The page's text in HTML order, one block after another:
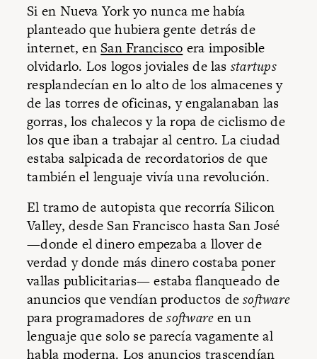
Si en Nueva York yo nunca me había
planteado que hubiera gente detrás de
internet, en San Francisco era imposible
olvidarlo. Los logos joviales de las startups
resplandecían en lo alto de los almacenes y
de las torres de oficinas, y engalanaban las
gorras, los chalecos y la ropa de ciclismo de
los que iban a trabajar al centro. La ciudad
estaba salpicada de recordatorios de que
también el lenguaje vivía una revolución.
El tramo de autopista que recorría Silicon
Valley, desde San Francisco hasta San José
—donde el dinero empezaba a llover de
verdad y donde más dinero costaba poner
vallas publicitarias— estaba flanqueado de
anuncios que vendían productos desoftware
para programadores desoftwareen un
lenguaje que solo se parecía vagamente al
habla moderna. Los anuncios trascendían